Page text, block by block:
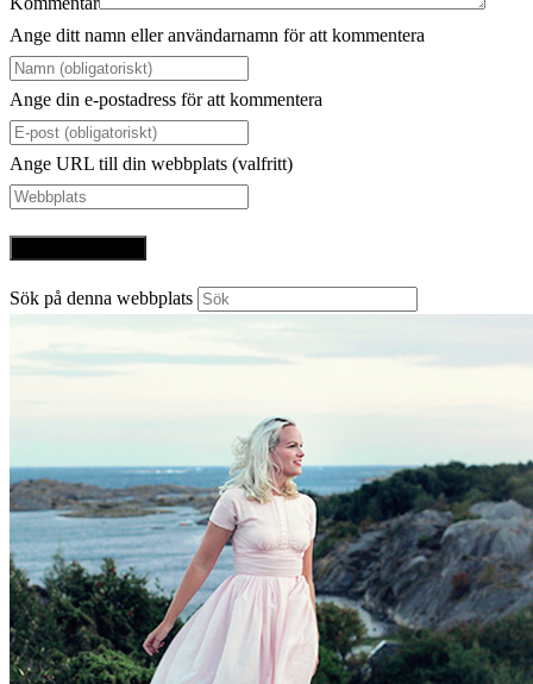
Ange ditt namn eller användarnamn för att kommentera
Ange din e-postadress för att kommentera
Ange URL till din webbplats (valfritt)
Sök på denna webbplats